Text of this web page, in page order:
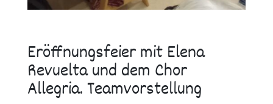
Eröffnungsfeier mit Elena
Revuelta und dem Chor
Allegria. Teamvorstellung